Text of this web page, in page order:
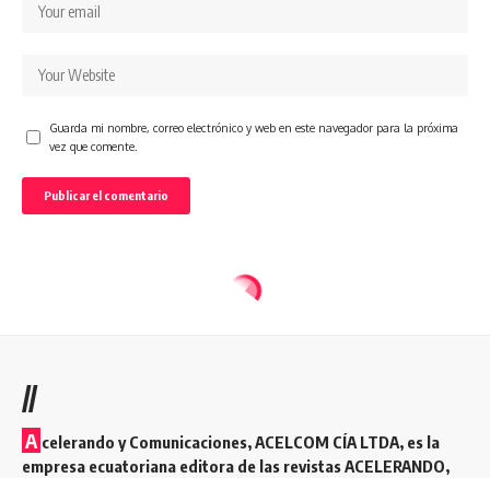
Guarda mi nombre, correo electrónico y web en este navegador para la próxima
vez que comente.
//
A celerando y Comunicaciones, ACELCOM CÍA LTDA, es la
empresa ecuatoriana editora de las revistas ACELERANDO,